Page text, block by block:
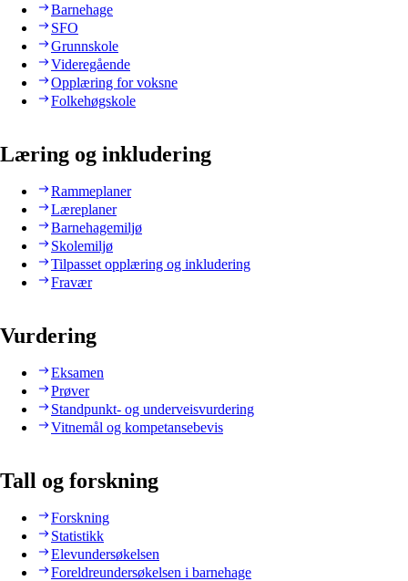
Barnehage
SFO
Grunnskole
Videregående
Opplæring for voksne
Folkehøgskole
Læring og inkludering
Rammeplaner
Læreplaner
Barnehagemiljø
Skolemiljø
Tilpasset opplæring og inkludering
Fravær
Vurdering
Eksamen
Prøver
Standpunkt- og underveisvurdering
Vitnemål og kompetansebevis
Tall og forskning
Forskning
Statistikk
Elevundersøkelsen
Foreldreundersøkelsen i barnehage